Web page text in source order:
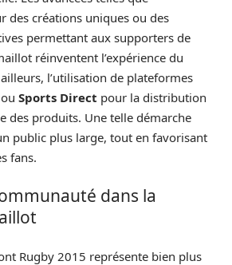
des créations uniques ou des
permettant aux supporters de
réinventent l’expérience du
l’utilisation de plateformes
ou Sports Direct pour la distribution
des produits. Une telle démarche
public plus large, tout en favorisant
fans.
dans la
Rugby 2015 représente bien plus